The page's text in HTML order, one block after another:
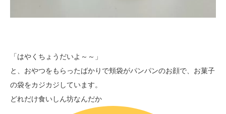
「はやくちょうだいよ～～」
と、おやつをもらったばかりで頬袋がパンパンのお顔で、お菓子
の袋をカジカジしています。
どれだけ食いしん坊なんだか